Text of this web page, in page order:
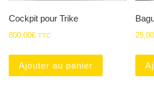
Cockpit pour Trike
800,00€ TTC
Ajouter au panier
25,00